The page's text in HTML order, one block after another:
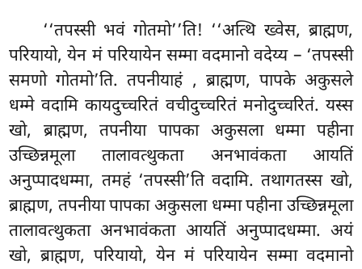
‘‘तपस्सी भवं गोतमो’’ति! ‘‘अत्थि ख्वेस, ब्राह्मण,
परियायो, येन मं परियायेन सम्मा वदमानो वदेय्य – ‘तपस्सी
समणो गोतमो’ति. तपनीयाहं , ब्राह्मण, पापके अकुसले
धम्मे वदामि कायदुच्चरितं वचीदुच्चरितं मनोदुच्चरितं. यस्स
खो, ब्राह्मण, तपनीया पापका अकुसला धम्मा पहीना
उच्छिन्नमूला तालावत्थुकता अनभावंकता आयतिं
अनुप्पादधम्मा, तमहं ‘तपस्सी’ति वदामि. तथागतस्स खो,
ब्राह्मण, तपनीया पापका अकुसला धम्मा पहीना उच्छिन्नमूला
तालावत्थुकता अनभावंकता आयतिं अनुप्पादधम्मा. अयं
खो, ब्राह्मण, परियायो, येन मं परियायेन सम्मा वदमानो